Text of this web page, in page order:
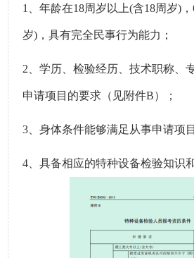
1、年龄在18周岁以上(含18周岁) ，
岁) ，具有完全民事行为能力；
2、学历、检验经历、技术职称、
申请项目的要求 （见附件B） ；
3、身体条件能够满足从事申请项
4、具备相应的特种设备检验知识